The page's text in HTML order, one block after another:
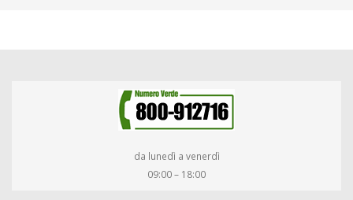
da lunedì a venerdì
09:00 – 18:00